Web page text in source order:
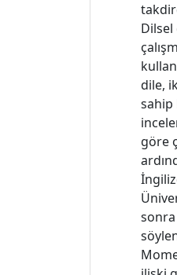
dile,
sahip
göre